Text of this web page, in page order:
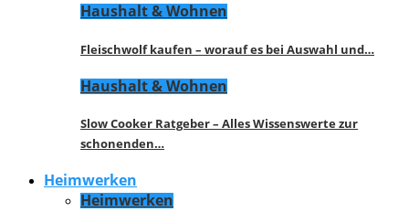
Haushalt & Wohnen
Fleischwolf kaufen – worauf es bei Auswahl und…
Haushalt & Wohnen
Slow Cooker Ratgeber – Alles Wissenswerte zur
schonenden…
Heimwerken
Heimwerken